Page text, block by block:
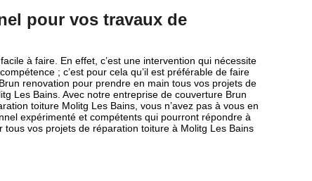
pour vos travaux de
à faire. En effet, c’est une intervention qui nécessite
; c’est pour cela qu’il est préférable de faire
renovation pour prendre en main tous vos projets de
Les Bains. Avec notre entreprise de couverture Brun
toiture Molitg Les Bains, vous n’avez pas à vous en
expérimenté et compétents qui pourront répondre à
tous vos projets de réparation toiture à Molitg Les Bains